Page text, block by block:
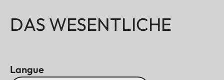
DAS WESENTLICHE
Langue